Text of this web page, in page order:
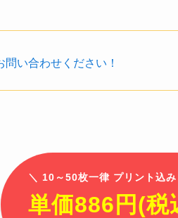
い合わせください！
＼ 10～50枚一律 プリント込み
単価886円(税